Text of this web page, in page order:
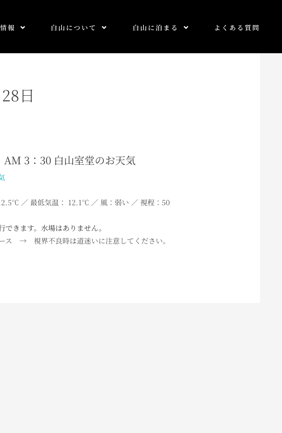
報 白山について 白山に泊まる よくある質問
日
AM 3：30 白山室堂のお天気
／ 最低気温： 12.1℃ ／ 風：弱い ／ 視程：50
できます。水場はありません。
ス → 視界不良時は道迷いに注意してください。